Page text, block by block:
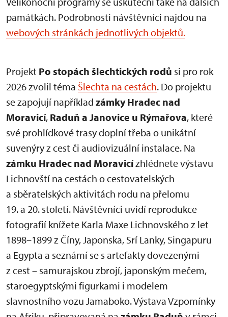
památkách. Podrobnosti návštěvníci najdou na
webových stránkách jednotlivých objektů.
Projekt Po stopách šlechtických rodů si pro rok
2026 zvolil téma Šlechta na cestách. Do projektu
se zapojují například zámky Hradec nad
Moravicí, Raduň a Janovice u Rýmařova, které
své prohlídkové trasy doplní třeba o unikátní
suvenýry z cest či audiovizuální instalace. Na
zámku Hradec nad Moravicízhlédnete výstavu
Lichnovští na cestách o cestovatelských
a sběratelských aktivitách rodu na přelomu
19. a 20. století. Návštěvníci uvidí reprodukce
fotografií knížete Karla Maxe Lichnovského z let
1898–1899 z Číny, Japonska, Srí Lanky, Singapuru
a Egypta a seznámí se s artefakty dovezenými
z cest – samurajskou zbrojí, japonským mečem,
staroegyptskými figurkami i modelem
slavnostního vozu Jamaboko. Výstava Vzpomínky